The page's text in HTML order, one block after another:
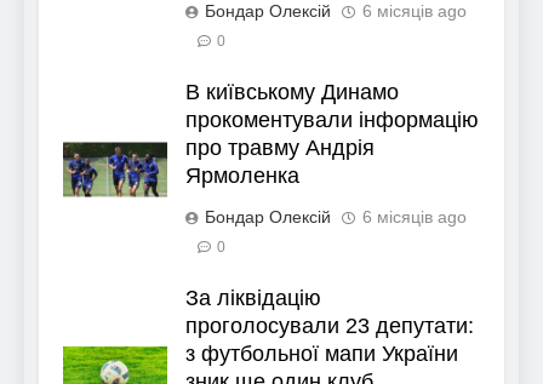
Бондар Олексій 6 місяців ago
0
В київському Динамо
прокоментували інформацію
про травму Андрія
Ярмоленка
Бондар Олексій 6 місяців ago
0
За ліквідацію
проголосували 23 депутати:
з футбольної мапи України